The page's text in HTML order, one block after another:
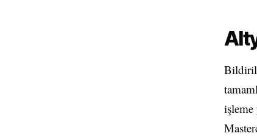
işleme